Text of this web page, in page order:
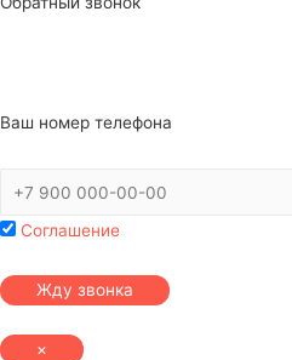
Ваш номер телефона
Соглашение
×